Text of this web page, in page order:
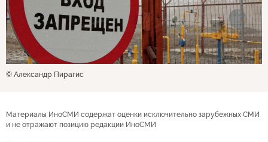
© Александр Пирагис
Материалы ИноСМИ содержат оценки исключительно зарубежных СМИ
и не отражают позицию редакции ИноСМИ